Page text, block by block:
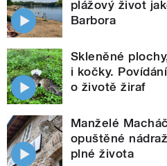
plážový život
Barbora
Skleněné
i kočky.
o životě žiraf
Manželé
opuštěné
plné života